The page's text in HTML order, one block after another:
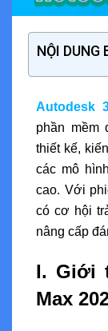
NỘI DUNG
Autodesk
phần mềm
thiết kế,
các mô
cao. Với
có cơ hội
nâng cấp
I. Giới
Max